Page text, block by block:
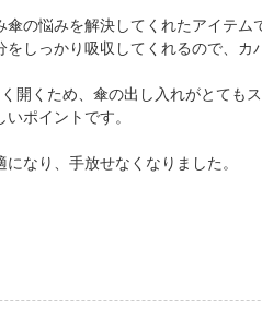
の悩みを解決してくれたアイテム
しっかり吸収してくれるので、カ
開くため、傘の出し入れがとても
ポイントです。
なり、手放せなくなりました。